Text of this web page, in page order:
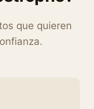
que quieren